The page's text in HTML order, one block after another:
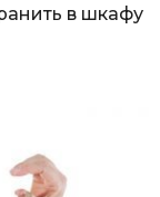
в шкафу